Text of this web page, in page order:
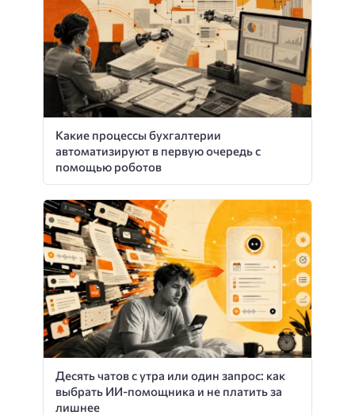
Какие процессы бухгалтерии
автоматизируют в первую очередь с
помощью роботов
Десять чатов с утра или один запрос: как
выбрать ИИ-помощника и не платить за
лишнее